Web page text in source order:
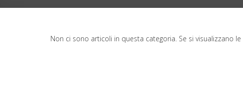
Non ci sono articoli in questa categoria. Se si visualizzano